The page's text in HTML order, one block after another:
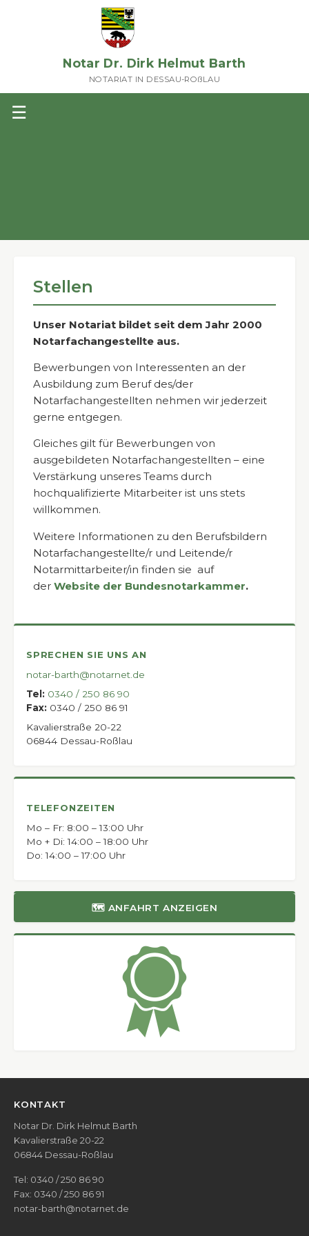
Notar Dr. Dirk Helmut Barth
NOTARIAT IN DESSAU-ROßLAU
☰
Stellen
Unser Notariat bildet seit dem Jahr 2000
Notarfachangestellte aus.
Bewerbungen von Interessenten an der
Ausbildung zum Beruf des/der
Notarfachangestellten nehmen wir jederzeit
gerne entgegen.
Gleiches gilt für Bewerbungen von
ausgebildeten Notarfachangestellten – eine
Verstärkung unseres Teams durch
hochqualifizierte Mitarbeiter ist uns stets
willkommen.
Weitere Informationen zu den Berufsbildern
Notarfachangestellte/r und Leitende/r
Notarmittarbeiter/in finden sie auf
der Website der Bundesnotarkammer.
SPRECHEN SIE UNS AN
notar-barth@notarnet.de
Tel: 0340 / 250 86 90
Fax: 0340 / 250 86 91
Kavalierstraße 20-22
06844 Dessau-Roßlau
TELEFONZEITEN
Mo – Fr: 8:00 – 13:00 Uhr
Mo + Di: 14:00 – 18:00 Uhr
Do: 14:00 – 17:00 Uhr
🗺 ANFAHRT ANZEIGEN
KONTAKT
Notar Dr. Dirk Helmut Barth
Kavalierstraße 20-22
06844 Dessau-Roßlau
Tel: 0340 / 250 86 90
Fax: 0340 / 250 86 91
notar-barth@notarnet.de